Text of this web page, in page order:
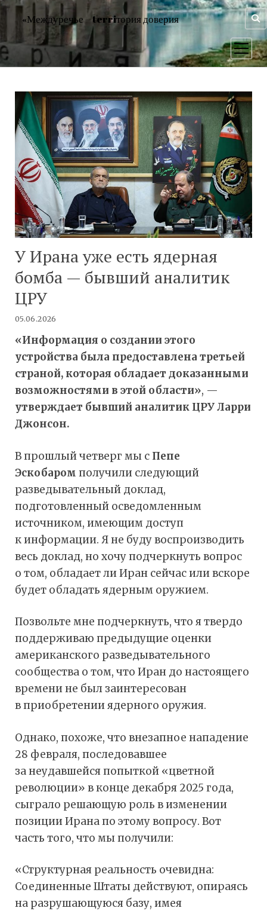
«Междуречье – terriтория доверия
меню
У Ирана уже есть ядерная
бомба — бывший аналитик
ЦРУ
05.06.2026
«Информация о создании этого
устройства была предоставлена третьей
страной, которая обладает доказанными
возможностями в этой области», —
утверждает бывший аналитик ЦРУ Ларри
Джонсон.
В прошлый четверг мы с Пепе
Эскобаром получили следующий
разведывательный доклад,
подготовленный осведомленным
источником, имеющим доступ
к информации. Я не буду воспроизводить
весь доклад, но хочу подчеркнуть вопрос
о том, обладает ли Иран сейчас или вскоре
будет обладать ядерным оружием.
Позвольте мне подчеркнуть, что я твердо
поддерживаю предыдущие оценки
американского разведывательного
сообщества о том, что Иран до настоящего
времени не был заинтересован
в приобретении ядерного оружия.
Однако, похоже, что внезапное нападение
28 февраля, последовавшее
за неудавшейся попыткой «цветной
революции» в конце декабря 2025 года,
сыграло решающую роль в изменении
позиции Ирана по этому вопросу. Вот
часть того, что мы получили:
«Структурная реальность очевидна:
Соединенные Штаты действуют, опираясь
на разрушающуюся базу, имея